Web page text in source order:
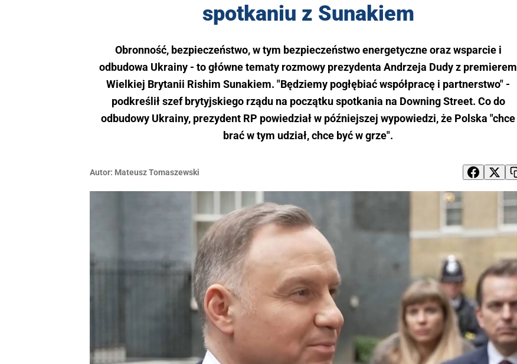
spotkaniu z Sunakiem
Obronność, bezpieczeństwo, w tym bezpieczeństwo energetyczne oraz wsparcie i
odbudowa Ukrainy - to główne tematy rozmowy prezydenta Andrzeja Dudy z premierem
Wielkiej Brytanii Rishim Sunakiem. "Będziemy pogłębiać współpracę i partnerstwo" -
podkreślił szef brytyjskiego rządu na początku spotkania na Downing Street. Co do
odbudowy Ukrainy, prezydent RP powiedział w późniejszej wypowiedzi, że Polska "chce
brać w tym udział, chce być w grze".
Autor: Mateusz Tomaszewski